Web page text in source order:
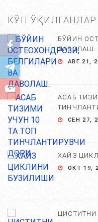
КЎП ЎҚИЛГАНЛАР
БЎЙИН
ДАВОЛАШ.
АВГ 21,
АСАБ
СЕН 27,
ХАЙЗ
ОКТ 19,